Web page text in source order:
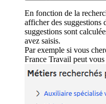
En fonction de la
afficher des suggestions
suggestions sont
avez saisis.
Par exemple si vous
France Travail peut vous